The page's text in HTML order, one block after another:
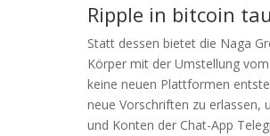
Ripple in bitcoin
Statt dessen bietet die Naga
Körper mit der Umstellung
keine neuen Plattformen
neue Vorschriften zu erlassen,
und Konten der Chat-App